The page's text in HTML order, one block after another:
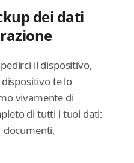
dei dati
il dispositivo,
te lo
vivamente di
di tutti i tuoi dati: